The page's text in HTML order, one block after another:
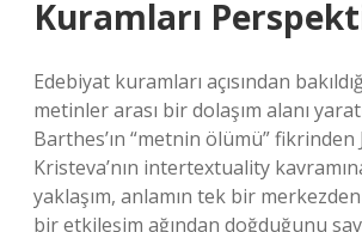
Kuramları
Edebiyat kuramları açısından
metinler arası bir dolaşım alanı
Barthes’ın “metnin ölümü” fikrinden
Kristeva’nın intertextuality
yaklaşım, anlamın tek bir
bir etkileşim ağından doğduğunu